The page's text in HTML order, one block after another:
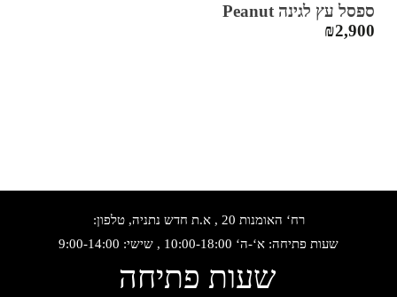
ספסל עץ לגינה Peanut
₪2,900
רח‘ האומנות 20 , א.ת חדש נתניה, טלפון:
שעות פתיחה: א‘-ה‘ 10:00-18:00 , שישי: 9:00-14:00
שעות פתיחה